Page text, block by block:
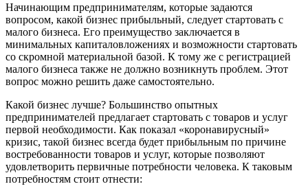
Начинающим предпринимателям, которые задаются
вопросом, какой бизнес прибыльный, следует стартовать с
малого бизнеса. Его преимущество заключается в
минимальных капиталовложениях и возможности стартовать
со скромной материальной базой. К тому же с регистрацией
малого бизнеса также не должно возникнуть проблем. Этот
вопрос можно решить даже самостоятельно.
Какой бизнес лучше? Большинство опытных
предпринимателей предлагает стартовать с товаров и услуг
первой необходимости. Как показал «коронавирусный»
кризис, такой бизнес всегда будет прибыльным по причине
востребованности товаров и услуг, которые позволяют
удовлетворить первичные потребности человека. К таковым
потребностям стоит отнести: